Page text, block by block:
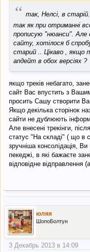
“ так, Нелсі, в
так як при отриманні
прописую "нюанси". Але
сайту, хотілося б
старий .. Цікаво , якщо
апдейт в обох версіях ?
якщо треків небагато,
сайт Вас впустить з
просить Сашу створити
Якщо декілька сторінок
сайти не дублюють
Але внесені трекінги,
статус "На складі" ( що в
зручніша консолідація,
пекеджі, в які бажаєте
відповідне відправлення
юляя
ШопоБолтун
3 Декабрь 2013 в 14:09